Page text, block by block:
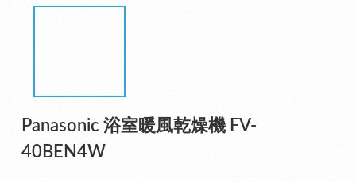
Panasonic 浴室暖風乾燥機 FV-
40BEN4W